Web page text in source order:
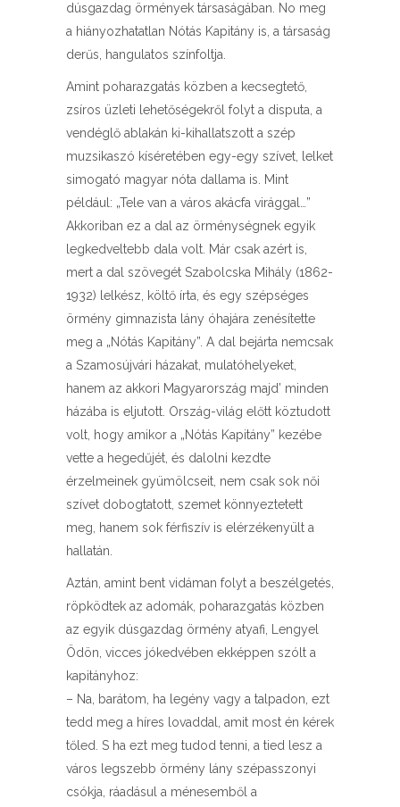
dúsgazdag örmények társaságában. No meg
a hiányozhatatlan Nótás Kapitány is, a társaság
derűs, hangulatos színfoltja.
Amint poharazgatás közben a kecsegtető,
zsíros üzleti lehetőségekről folyt a disputa, a
vendéglő ablakán ki-kihallatszott a szép
muzsikaszó kíséretében egy-egy szívet, lelket
simogató magyar nóta dallama is. Mint
például: „Tele van a város akácfa virággal…”
Akkoriban ez a dal az örménységnek egyik
legkedveltebb dala volt. Már csak azért is,
mert a dal szövegét Szabolcska Mihály (1862-
1932) lelkész, költő írta, és egy szépséges
örmény gimnazista lány óhajára zenésítette
meg a „Nótás Kapitány”. A dal bejárta nemcsak
a Szamosújvári házakat, mulatóhelyeket,
hanem az akkori Magyarország majd’ minden
házába is eljutott. Ország-világ előtt köztudott
volt, hogy amikor a „Nótás Kapitány” kezébe
vette a hegedűjét, és dalolni kezdte
érzelmeinek gyümölcseit, nem csak sok női
szívet dobogtatott, szemet könnyeztetett
meg, hanem sok férfiszív is elérzékenyült a
hallatán.
Aztán, amint bent vidáman folyt a beszélgetés,
röpködtek az adomák, poharazgatás közben
az egyik dúsgazdag örmény atyafi, Lengyel
Ödön, vicces jókedvében ekképpen szólt a
kapitányhoz:
– Na, barátom, ha legény vagy a talpadon, ezt
tedd meg a híres lovaddal, amit most én kérek
tőled. S ha ezt meg tudod tenni, a tied lesz a
város legszebb örmény lány szépasszonyi
csókja, ráadásul a ménesemből a